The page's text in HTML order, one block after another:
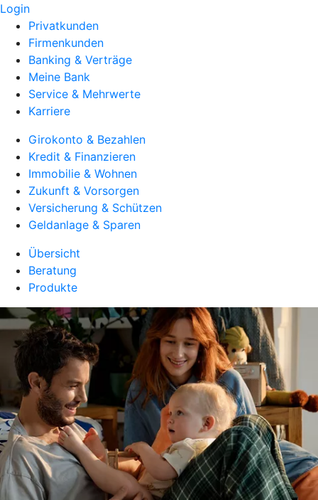
Login
Privatkunden
Firmenkunden
Banking & Verträge
Meine Bank
Service & Mehrwerte
Karriere
Girokonto & Bezahlen
Kredit & Finanzieren
Immobilie & Wohnen
Zukunft & Vorsorgen
Versicherung & Schützen
Geldanlage & Sparen
Übersicht
Beratung
Produkte